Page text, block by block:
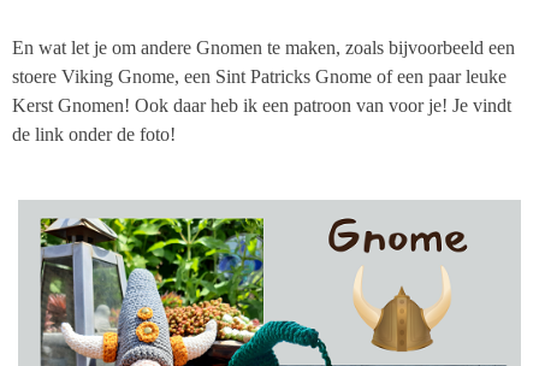
En wat let je om andere Gnomen te maken, zoals bijvoorbeeld een
stoere Viking Gnome, een Sint Patricks Gnome of een paar leuke
Kerst Gnomen! Ook daar heb ik een patroon van voor je! Je vindt
de link onder de foto!